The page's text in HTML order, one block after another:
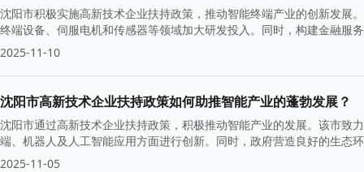
沈阳市积极实施高新技术企业扶持政策，推动智能终端产业的创新发展
终端设备、伺服电机和传感器等领域加大研发投入。同时，构建金融服
2025-11-10
沈阳市高新技术企业扶持政策如何助推智能产业的蓬勃发展？
沈阳市通过高新技术企业扶持政策，积极推动智能产业的发展。该市致
端、机器人及人工智能应用方面进行创新。同时，政府营造良好的生态
提高产业竞争力。
2025-11-05